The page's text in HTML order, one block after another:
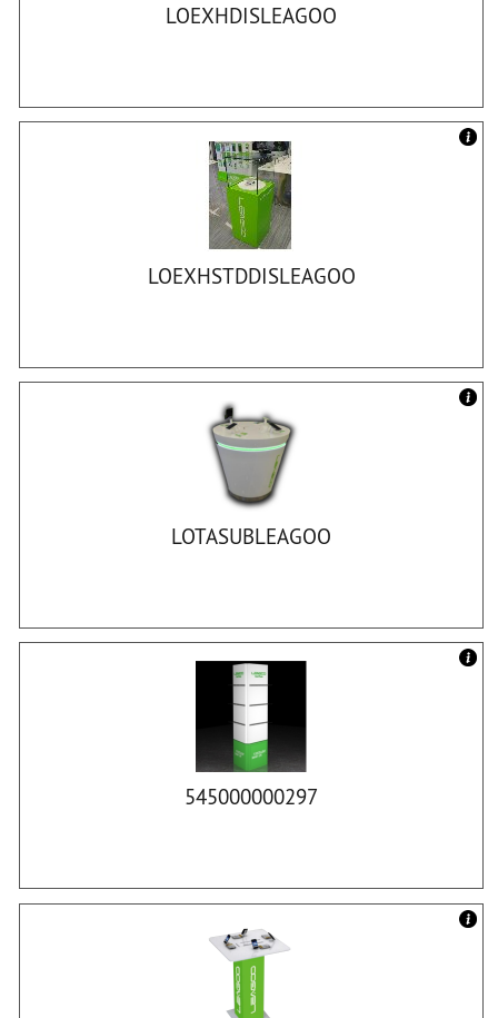
LOEXHDISLEAGOO
LOEXHSTDDISLEAGOO
LOTASUBLEAGOO
545000000297